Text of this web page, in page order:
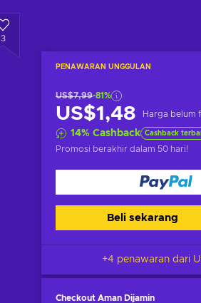
3
PENAWARAN UNGGULAN
US$7,99-81%
US$1,48 Harga belum
14% Cashback Cashback
Promosi berakhir dalam 50 hari!
Beli sekarang
+4 penawaran dari
Checkout Aman Dijamin